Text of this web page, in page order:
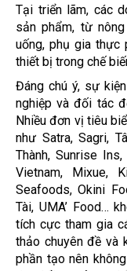
Tại triển lãm, các
sản phẩm, từ
uống, phụ gia thực
thiết bị trong chế
Đáng chú ý, sự
nghiệp và đối tác
Nhiều đơn vị tiêu
như Satra, Sagri,
Thành, Sunrise
Vietnam, Mixue,
Seafoods, Okini
Tài, UMA’ Food…
tích cực tham gia
thảo chuyên đề và
phần tạo nên